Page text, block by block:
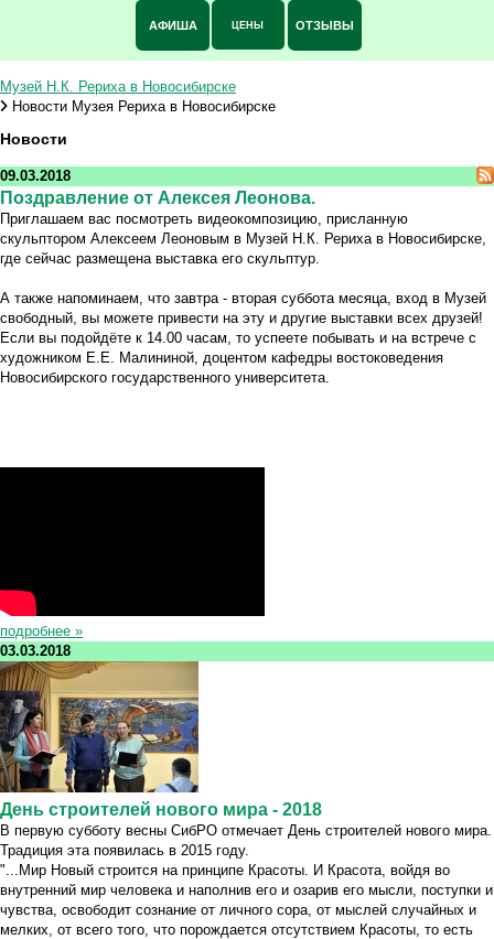
АФИША ЦЕНЫ ОТЗЫВЫ
Музей Н.К. Рериха в Новосибирске
Новости Музея Рериха в Новосибирске
Новости
09.03.2018
Поздравление от Алексея Леонова.
Приглашаем вас посмотреть видеокомпозицию, присланную
скульптором Алексеем Леоновым в Музей Н.К. Рериха в Новосибирске,
где сейчас размещена выставка его скульптур.
А также напоминаем, что завтра - вторая суббота месяца, вход в Музей
свободный, вы можете привести на эту и другие выставки всех друзей!
Если вы подойдёте к 14.00 часам, то успеете побывать и на встрече с
художником Е.Е. Малининой, доцентом кафедры востоковедения
Новосибирского государственного университета.
подробнее »
03.03.2018
День строителей нового мира - 2018
В первую субботу весны СибРО отмечает День строителей нового мира.
Традиция эта появилась в 2015 году.
"...Мир Новый строится на принципе Красоты. И Красота, войдя во
внутренний мир человека и наполнив его и озарив его мысли, поступки и
чувства, освободит сознание от личного сора, от мыслей случайных и
мелких, от всего того, что порождается отсутствием Красоты, то есть